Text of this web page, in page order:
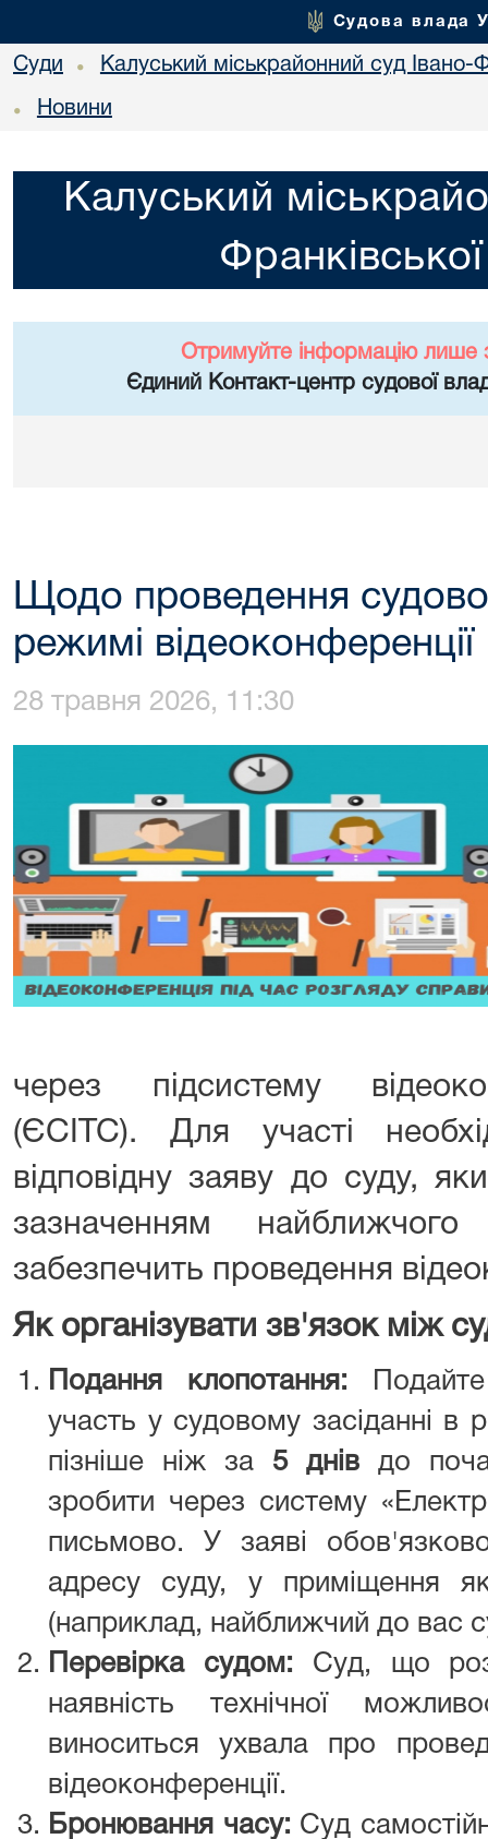
Судова влада
Суди • Калуський міськрайонний суд Івано-
• Новини
Калуський
Отримуйте інформацію лише
Єдиний Контакт-центр судової
Щодо проведення
режимі відеоконференції
28 травня 2026, 11:30
через підсистему
(ЄСІТС). Для участі
відповідну заяву до суду,
зазначенням
забезпечить проведення
Як організувати зв'язок між
Подання клопотання:
участь у судовому засіданні в
пізніше ніж за 5 днів до
зробити через систему
письмово. У заяві
адресу суду, у приміщення
(наприклад, найближчий до вас
Перевірка судом: Суд, що
наявність технічної
виноситься ухвала про
відеоконференції.
Бронювання часу: Суд